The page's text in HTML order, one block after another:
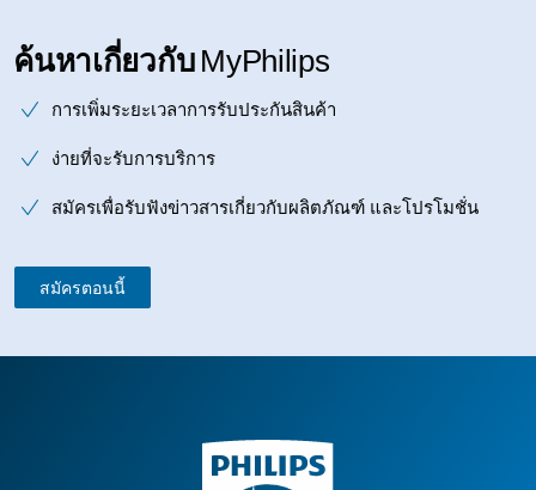
ค้นหาเกี่ยวกับ MyPhilips
การเพิ่มระยะเวลาการรับประกันสินค้า
ง่ายที่จะรับการบริการ
สมัครเพื่อรับฟังข่าวสารเกี่ยวกับผลิตภัณฑ์ และโปรโมชั่น
สมัครตอนนี้